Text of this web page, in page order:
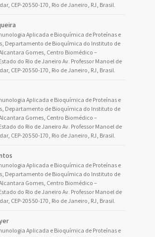
CEP-20550-170, Rio de Janeiro, RJ, Brasil.
Aplicada e Bioquímica de Proteínas e
Departamento de Bioquímica do Instituto de
Gomes, Centro Biomédico –
do Rio de Janeiro Av. Professor Manoel de
CEP-20550-170, Rio de Janeiro, RJ, Brasil.
Aplicada e Bioquímica de Proteínas e
Departamento de Bioquímica do Instituto de
Gomes, Centro Biomédico –
do Rio de Janeiro Av. Professor Manoel de
CEP-20550-170, Rio de Janeiro, RJ, Brasil.
Aplicada e Bioquímica de Proteínas e
Departamento de Bioquímica do Instituto de
Gomes, Centro Biomédico –
do Rio de Janeiro Av. Professor Manoel de
CEP-20550-170, Rio de Janeiro, RJ, Brasil.
Aplicada e Bioquímica de Proteínas e